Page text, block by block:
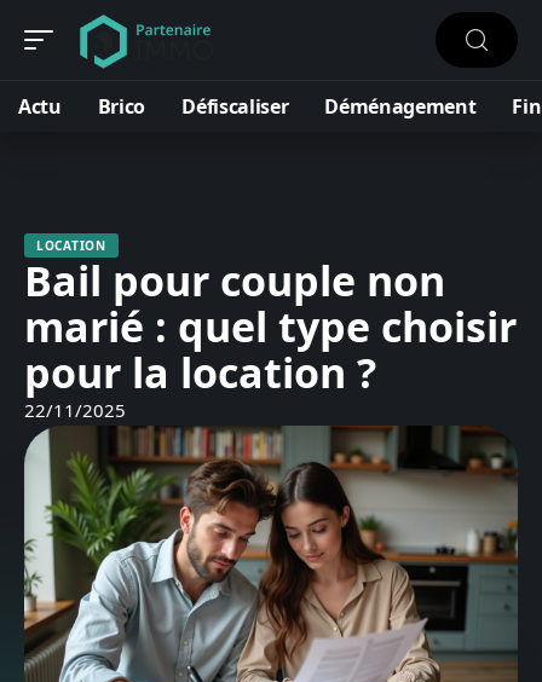
Actu Brico Défiscaliser Déménagement
LOCATION
Bail pour couple non
marié : quel type choisir
pour la location ?
22/11/2025